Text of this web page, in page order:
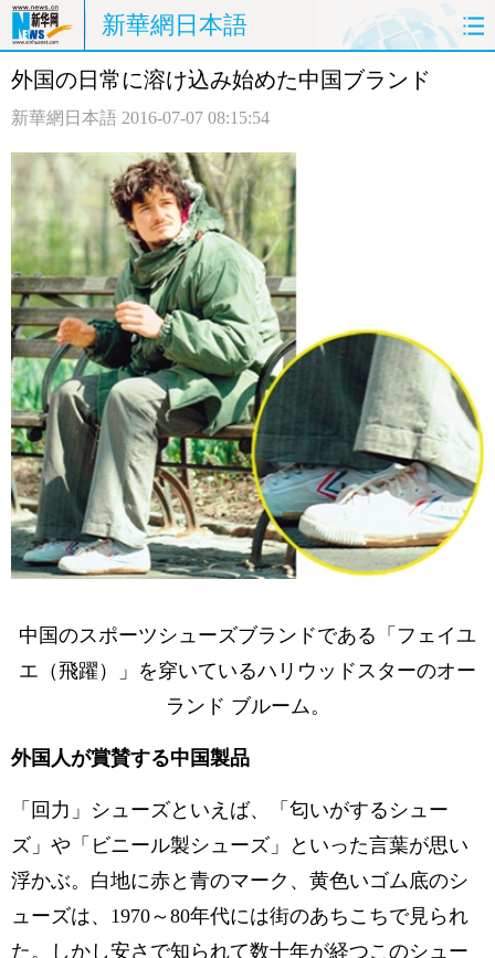
新華網日本語
ホームページ 政治 経済
評論
中日対訳
外国の日常に溶け込み始めた中国ブランド
新華網日本語 2016-07-07 08:15:54
中国のスポーツシューズブランドである「フェイユ
エ（飛躍）」を穿いているハリウッドスターのオー
ランド ブルーム。
外国人が賞賛する中国製品
「回力」シューズといえば、「匂いがするシュー
ズ」や「ビニール製シューズ」といった言葉が思い
浮かぶ。白地に赤と青のマーク、黄色いゴム底のシ
ューズは、1970～80年代には街のあちこちで見られ
た。しかし安さで知られて数十年が経つこのシュー